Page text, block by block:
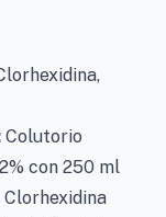
Colutorio
con 250 ml